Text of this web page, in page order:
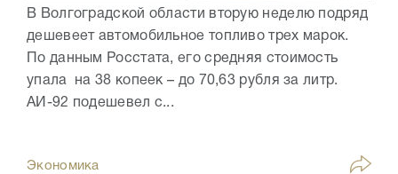
В Волгоградской области вторую неделю подряд
дешевеет автомобильное топливо трех марок.
По данным Росстата, его средняя стоимость
упала на 38 копеек – до 70,63 рубля за литр.
АИ-92 подешевел с...
Экономика